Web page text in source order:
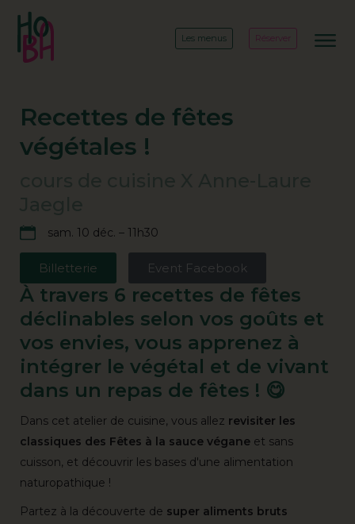
Les menus Réserver
Recettes de fêtes
végétales !
sam. 10 déc. – 11h30
Billetterie Event Facebook
À travers 6 recettes de fêtes
déclinables selon vos goûts et
vos envies, vous apprenez à
intégrer le végétal et de vivant
dans un repas de fêtes ! 😋
Dans cet atelier de cuisine, vous allez revisiter les
classiques des Fêtes à la sauce végane et sans
cuisson, et découvrir les bases d'une alimentation
naturopathique !
Partez à la découverte de super aliments bruts